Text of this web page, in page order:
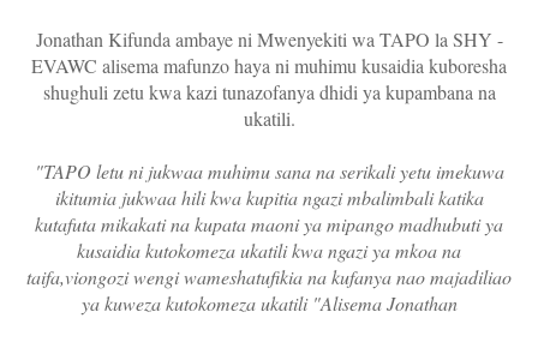
Jonathan Kifunda ambaye ni Mwenyekiti wa TAPO la SHY -
EVAWC alisema mafunzo haya ni muhimu kusaidia kuboresha
shughuli zetu kwa kazi tunazofanya dhidi ya kupambana na
ukatili.
"TAPO letu ni jukwaa muhimu sana na serikali yetu imekuwa
ikitumia jukwaa hili kwa kupitia ngazi mbalimbali katika
kutafuta mikakati na kupata maoni ya mipango madhubuti ya
kusaidia kutokomeza ukatili kwa ngazi ya mkoa na
taifa,viongozi wengi wameshatufikia na kufanya nao majadiliao
ya kuweza kutokomeza ukatili "Alisema Jonathan